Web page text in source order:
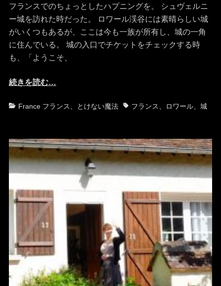
日
者
フランスでのちょっとしたハプニングを。 シュヴェルニ
ー城を訪れた時だった。 ロワール渓谷には素晴らしい城
がいくつもあるが、ここは今も一族が所有し、城の一角
に住んでいる。 城の入口でチケットをチェックする時
も、「ようこそ、
続きを読む…
カ
リ
France フランス、 とけない魔法
タ フランス、 ロワール、 城